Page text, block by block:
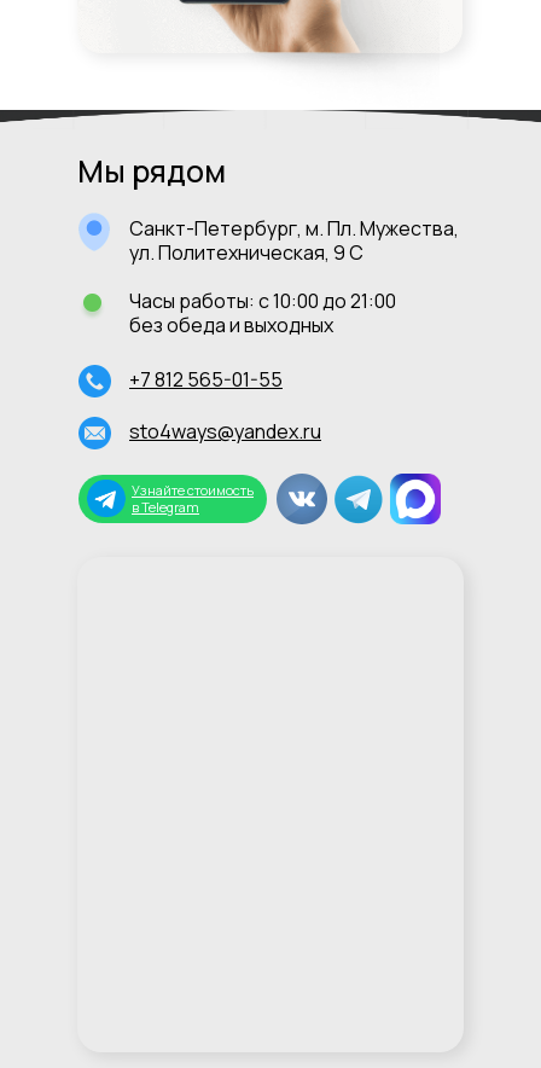
Мы рядом
Узнайте стоимость
в Telegram
Санкт-Петербург, м. Пл. Мужества,
ул. Политехническая, 9 С
Часы работы: с 10:00 до 21:00
без обеда и выходных
+7 812 565-01-55
sto4ways@yandex.ru